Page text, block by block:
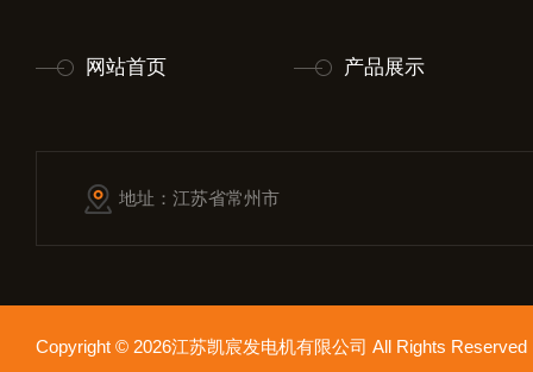
网站首页 产品展示
地址：江苏省常州市
Copyright © 2026江苏凯宸发电机有限公司 All Rights